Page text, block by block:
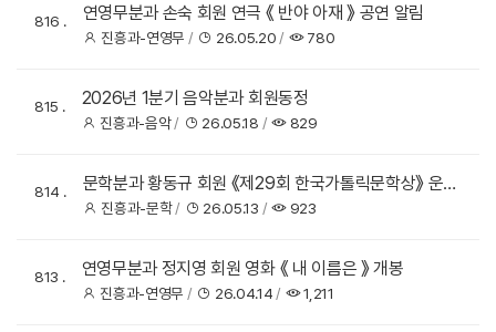
816 연영무분과 손숙 회원 연극 《 반야 아재 》 공연 알림
진흥과-연영무 26.05.20 780
815 2026년 1분기 음악분과 회원동정
진흥과-음악 26.05.18 829
814
문학분과 황동규 회원 《제29회 한국가톨릭문학상》 운문
부문 수상
진흥과-문학 26.05.13 923
813 연영무분과 정지영 회원 영화 《 내 이름은 》 개봉
진흥과-연영무 26.04.14 1,211